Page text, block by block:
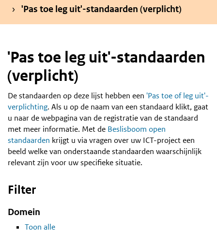
'Pas toe leg uit'-standaarden (verplicht)
'Pas toe leg uit'-standaarden
(verplicht)
Content
De standaarden op deze lijst hebben een 'Pas toe of leg uit'-
verplichting. Als u op de naam van een standaard klikt, gaat
u naar de webpagina van de registratie van de standaard
met meer informatie. Met de Beslisboom open
standaarden krijgt u via vragen over uw ICT-project een
beeld welke van onderstaande standaarden waarschijnlijk
relevant zijn voor uw specifieke situatie.
Filter
Domein
Toon alle